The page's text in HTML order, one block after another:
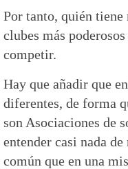
Por tanto, quién tiene
clubes más
competir.
Hay que añadir que
diferentes, de forma
son Asociaciones de
entender casi nada
común que en una